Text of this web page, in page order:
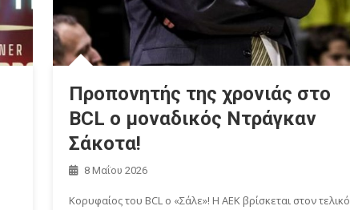
Προπονητής της χρονιάς στο
BCL o μοναδικός Ντράγκαν
Σάκοτα!
8 Μαΐου 2026
Κορυφαίος του BCL o «Σάλε»! Η ΑΕΚ βρίσκεται στον τελικό